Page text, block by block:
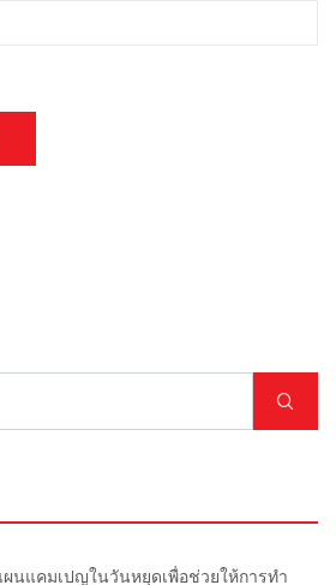
ผนแคมเปญในวันหยุดเพื่อช่วยให้การทำ